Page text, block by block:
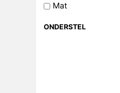
Mat
ONDERSTEL